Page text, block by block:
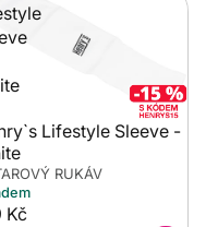
Lifestyle Sleeve -
RUKÁV
Kč